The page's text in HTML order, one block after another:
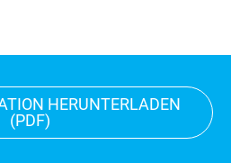
HERUNTERLADEN
(PDF)